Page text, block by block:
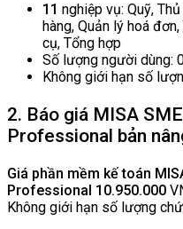
11 nghiệp vụ: Quỹ,
hàng, Quản lý hoá
cụ, Tổng hợp
Số lượng người dùng:
Không giới hạn số
2. Báo giá MISA
Professional bản
Giá phần mềm kế toán
Professional 10.950.000
Không giới hạn số lượng